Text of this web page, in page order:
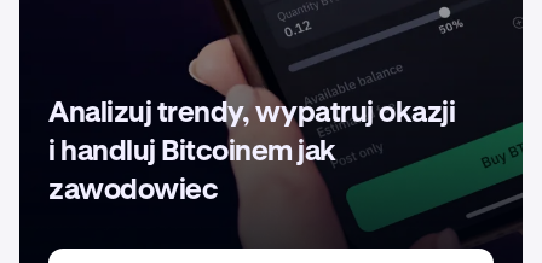
Analizuj trendy, wypatruj okazji
i handluj Bitcoinem jak
zawodowiec